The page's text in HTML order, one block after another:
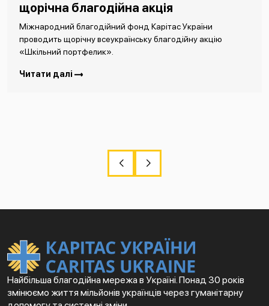
щорічна благодійна акція
Міжнародний благодійний фонд Карітас України
проводить щорічну всеукраїнську благодійну акцію
«Шкільний портфелик».
Читати далі
Найбільша благодійна мережа в Україні. Понад 30 років
змінюємо життя мільйонів українців через гуманітарну